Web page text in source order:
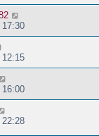
17:30
16:00
22:28